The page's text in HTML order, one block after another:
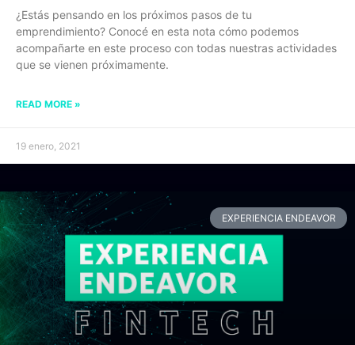
¿Estás pensando en los próximos pasos de tu
emprendimiento? Conocé en esta nota cómo podemos
acompañarte en este proceso con todas nuestras actividades
que se vienen próximamente.
READ MORE »
19 enero, 2021
EXPERIENCIA ENDEAVOR